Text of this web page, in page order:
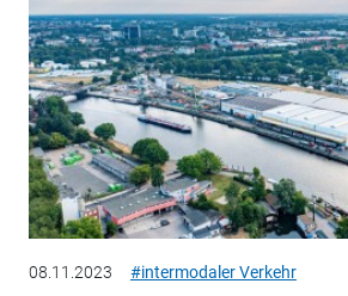
08.11.2023 #intermodaler Verkehr